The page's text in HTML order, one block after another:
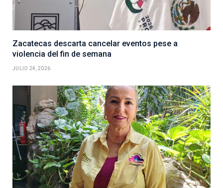
Zacatecas descarta cancelar eventos pese a
violencia del fin de semana
JULIO 24, 2026